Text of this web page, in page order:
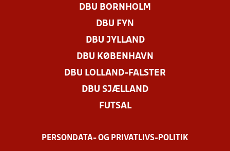
DBU BORNHOLM
DBU FYN
DBU JYLLAND
DBU KØBENHAVN
DBU LOLLAND-FALSTER
DBU SJÆLLAND
FUTSAL
PERSONDATA- OG PRIVATLIVS-POLITIK